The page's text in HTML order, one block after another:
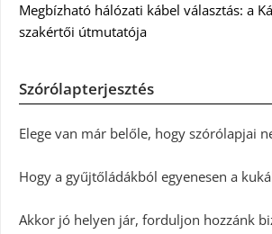
Megbízható hálózati kábel választás: a
szakértői útmutatója
Szórólapterjesztés
Elege van már belőle, hogy szórólapjai
Hogy a gyűjtőládákból egyenesen a
Akkor jó helyen jár, forduljon hozzánk